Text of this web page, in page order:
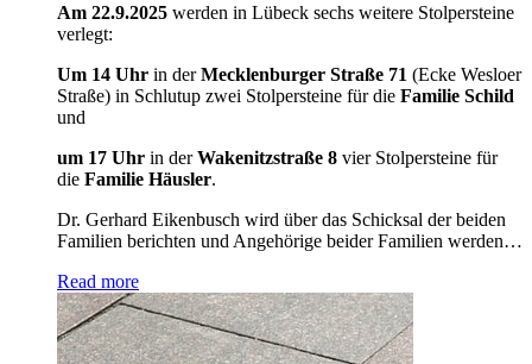
Am 22.9.2025 werden in Lübeck sechs weitere Stolpersteine
verlegt:
Um 14 Uhr in derMecklenburger Straße 71 (Ecke Wesloer
Straße) in Schlutup zwei Stolpersteine für die Familie Schild
und
um 17 Uhr in derWakenitzstraße 8 vier Stolpersteine für
die Familie Häusler.
Dr. Gerhard Eikenbusch wird über das Schicksal der beiden
Familien berichten und Angehörige beider Familien werden…
Read more